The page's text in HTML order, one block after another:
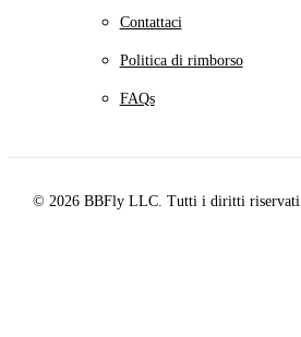
Contattaci
Politica di rimborso
FAQs
© 2026 BBFly LLC. Tutti i diritti riservati